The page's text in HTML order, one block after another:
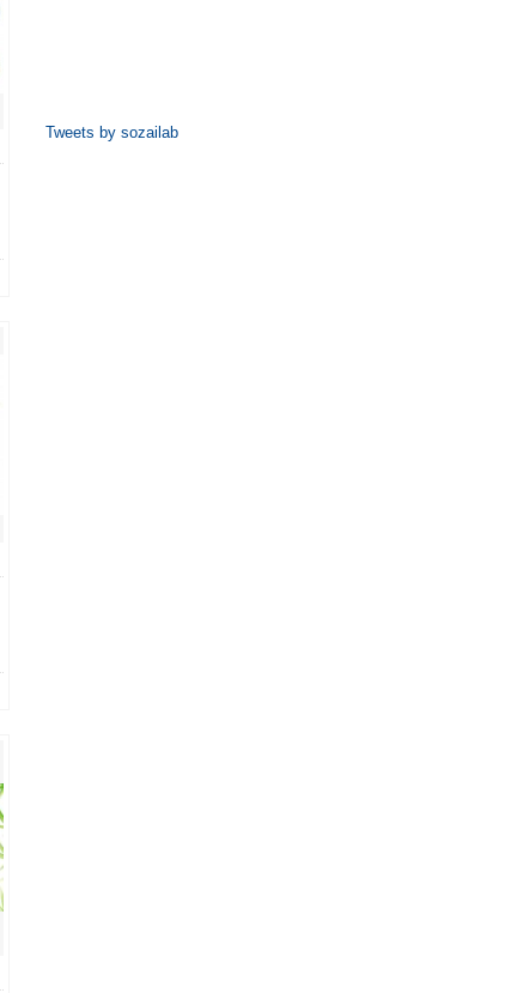
Tweets by sozailab